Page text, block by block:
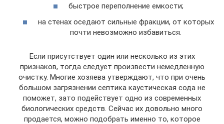
быстрое переполнение емкости;
на стенах оседают сильные фракции, от которых
почти невозможно избавиться.
Если присутствует один или несколько из этих
признаков, тогда следует произвести немедленную
очистку. Многие хозяева утверждают, что при очень
большом загрязнении септика каустическая сода не
поможет, зато подействует одно из современных
биологических средств. Сейчас их довольно много
продается, можно подобрать именно то, которое